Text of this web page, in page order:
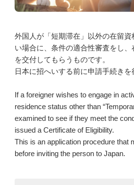
外国人が「短期滞在」以外の在留資
い場合に、条件の適合性審査をし
を交付してもらうものです。
日本に招へいする前に申請手続きを
If a foreigner wishes to engage in
residence status other than
examined to see if they meet the
issued a Certificate of Eligibility.
This is an application procedure that
before inviting the person to Japan.